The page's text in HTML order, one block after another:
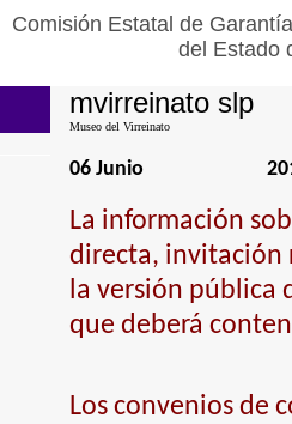
Comisión Estatal de
del Estado
mvirreinato slp
Museo del Virreinato
06 Junio
La información
directa, invitación
la versión pública
que deberá
Los convenios de